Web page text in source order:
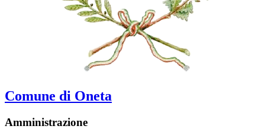
Comune di Oneta
Amministrazione